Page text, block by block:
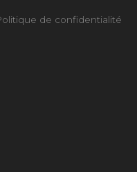
de confidentialité